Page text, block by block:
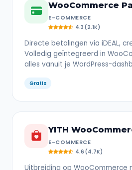
WooCommerce
E-COMMERCE
4.3 (2.1K)
Directe betalingen via iDEAL,
Volledig geïntegreerd in
alles vanuit je WordPress-
Gratis
YITH
E-COMMERCE
4.6 (4.7K)
Uitbreiding op WooCommerce